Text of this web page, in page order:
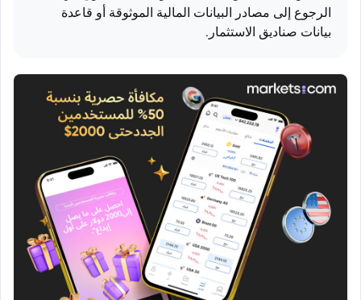
الرجوع إلى مصادر البيانات المالية الموثوقة أو قاعدة
بيانات صناديق الاستثمار.